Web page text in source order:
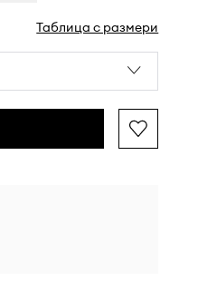
Таблица с размери